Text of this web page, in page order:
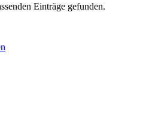
Einträge gefunden.